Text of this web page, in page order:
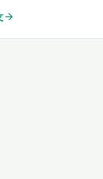
arrow_forward